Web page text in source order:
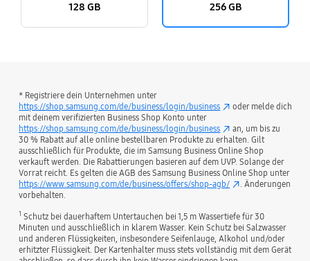
128 GB 256 GB
* Registriere dein Unternehmen unter
https://shop.samsung.com/de/business/login/business
oder melde dich
mit deinem verifizierten Business Shop Konto unter
https://shop.samsung.com/de/business/login/business
an, um bis zu
30 % Rabatt auf alle online bestellbaren Produkte zu erhalten. Gilt
ausschließlich für Produkte, die im Samsung Business Online Shop
verkauft werden. Die Rabattierungen basieren auf dem UVP. Solange der
Vorrat reicht. Es gelten die AGB des Samsung Business Online Shop unter
https://www.samsung.com/de/business/offers/shop-agb/
. Änderungen
vorbehalten.
1 Schutz bei dauerhaftem Untertauchen bei 1,5 m Wassertiefe für 30
Minuten und ausschließlich in klarem Wasser. Kein Schutz bei Salzwasser
und anderen Flüssigkeiten, insbesondere Seifenlauge, Alkohol und/oder
erhitzter Flüssigkeit. Der Kartenhalter muss stets vollständig mit dem Gerät